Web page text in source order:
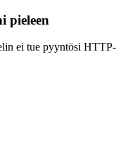
pieleen
ei tue pyyntösi